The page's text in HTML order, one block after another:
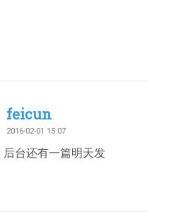
feicun
2016-02-01 15:07
后台还有一篇明天发